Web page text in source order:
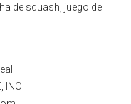
de squash, juego de
INC